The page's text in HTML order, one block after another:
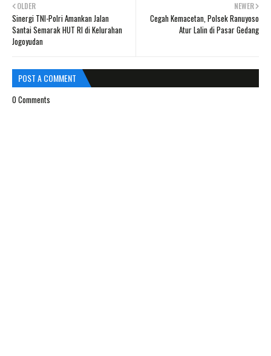
NEWER
Cegah Kemacetan, Polsek Ranuyoso
Atur Lalin di Pasar Gedang
OLDER
Sinergi TNI-Polri Amankan Jalan
Santai Semarak HUT RI di Kelurahan
Jogoyudan
POST A COMMENT
0 Comments